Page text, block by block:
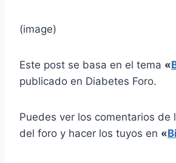
(image)
Este post se basa en el tema «
publicado en Diabetes Foro.
Puedes ver los comentarios de
del foro y hacer los tuyos en «